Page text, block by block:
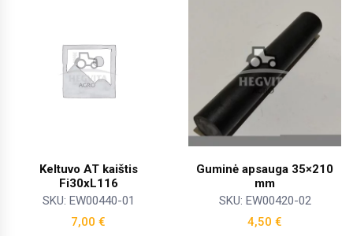
Keltuvo AT kaištis
Fi30xL116
SKU: EW00440-01
7,00 €
Guminė apsauga 35×210
mm
SKU: EW00420-02
4,50 €